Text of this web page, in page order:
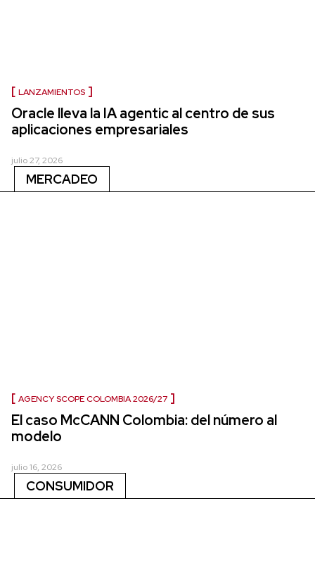
LANZAMIENTOS
Oracle lleva la IA agentic al centro de sus
aplicaciones empresariales
julio 27, 2026
MERCADEO
AGENCY SCOPE COLOMBIA 2026/27
El caso McCANN Colombia: del número al
modelo
julio 16, 2026
CONSUMIDOR